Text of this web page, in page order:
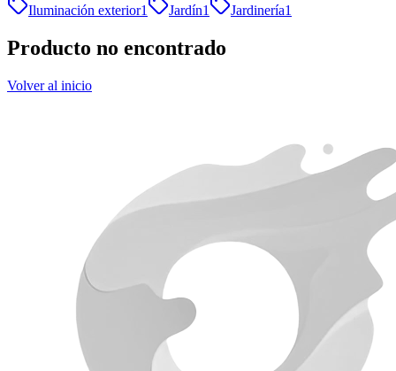
Iluminación exterior1 Jardín1 Jardinería1
Producto no encontrado
Volver al inicio